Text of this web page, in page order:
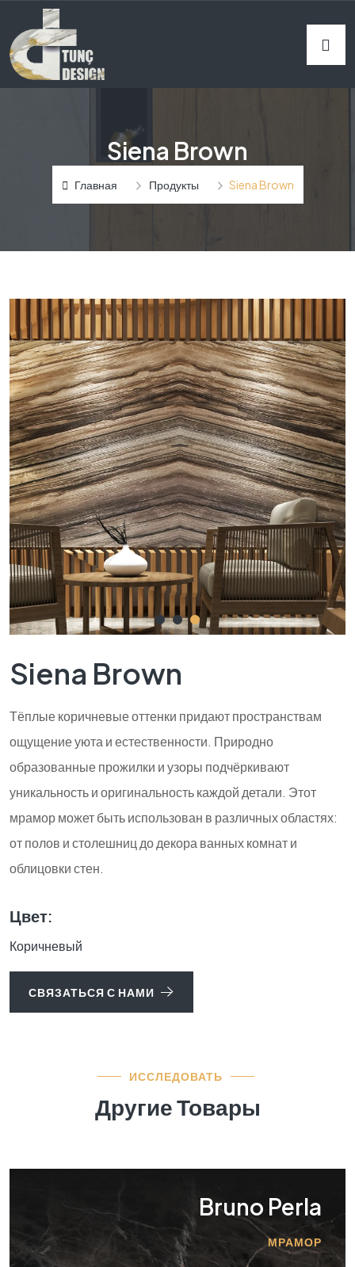
Siena Brown
Главная Продукты Siena Brown
Siena Brown
Тёплые коричневые оттенки придают пространствам
ощущение уюта и естественности. Природно
образованные прожилки и узоры подчёркивают
уникальность и оригинальность каждой детали. Этот
мрамор может быть использован в различных областях:
от полов и столешниц до декора ванных комнат и
облицовки стен.
Цвет:
Коричневый
СВЯЗАТЬСЯ С НАМИ
ИССЛЕДОВАТЬ
Другие Товары
Bruno Perla
МРАМОР